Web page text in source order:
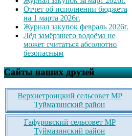
Отчет об исполнении бюджета
на 1 марта 2026г.
Журнал закупок февраль 2026г.
Лёд замёрзшего водоёма не
может считаться абсолютно
безопасным
Сайты наших друзей
Верхнетроицкий сельсовет МР
Туймазинский район
Гафуровский сельсовет МР
Туймазинский район